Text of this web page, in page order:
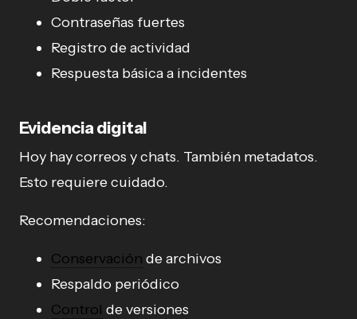
Contraseñas fuertes
Registro de actividad
Respuesta básica a incidentes
Evidencia digital
Hoy hay correos y chats. También metadatos.
Esto requiere cuidado.
Recomendaciones:
Conservación de archivos
Respaldo periódico
Control de versiones